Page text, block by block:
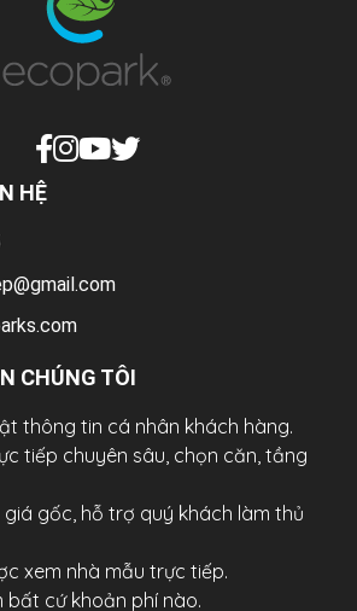
HỆ
CHÚNG TÔI
thông tin cá nhân khách hàng.
tiếp chuyên sâu, chọn căn, tầng
gốc, hỗ trợ quý khách làm thủ
xem nhà mẫu trực tiếp.
bất cứ khoản phí nào.